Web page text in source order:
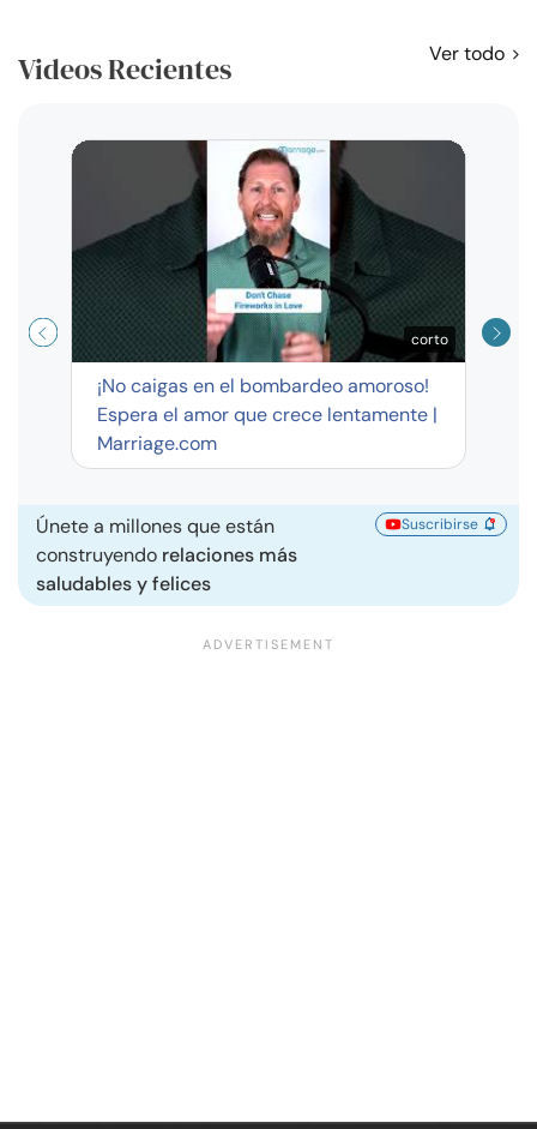
Videos Recientes Ver todo
corto
¡No caigas en el bombardeo amoroso!
Espera el amor que crece lentamente |
Marriage.com
Únete a millones que están
construyendo relaciones más
saludables y felices
Suscribirse